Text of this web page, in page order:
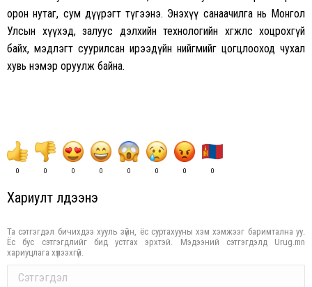
орон нутаг, сум дүүрэгт түгээнэ. Энэхүү санаачилга нь Монгол
Улсын хүүхэд, залуус дэлхийн технологийн хөгжлөөс хоцрохгүй
байх, мэдлэгт суурилсан ирээдүйн нийгмийг цогцлооход чухал
хувь нэмэр оруулж байна.
0 0 0 0 0 0 0 0
Хариулт үлдээнэ үү
Та сэтгэгдэл бичихдээ хууль зүйн, ёс суртахууны хэм хэмжээг баримтална уу.
Ёс бус сэтгэгдлийг бид устгах эрхтэй. Мэдээний сэтгэгдэлд Urug.mn
хариуцлага хүлээхгүй.
Comment